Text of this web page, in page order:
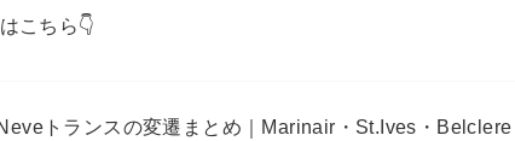
こちら👇
トランスの変遷まとめ｜Marinair・St.Ives・Belclere